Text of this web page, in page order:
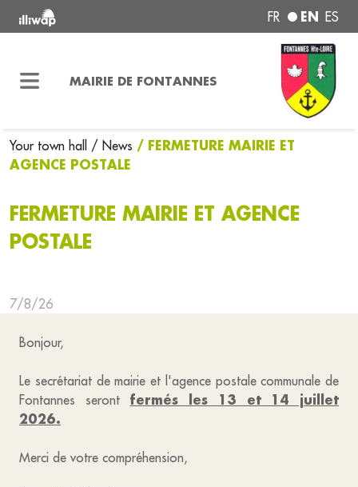
FR EN ES
MAIRIE DE FONTANNES
Your town hall / News / FERMETURE MAIRIE ET
AGENCE POSTALE
FERMETURE MAIRIE ET AGENCE
POSTALE
7/8/26
Bonjour,
Le secrétariat de mairie et l'agence postale communale de
Fontannes seront fermés les 13 et 14 juillet
2026.
Merci de votre compréhension,